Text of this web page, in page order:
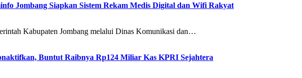
Jombang Siapkan Sistem Rekam Medis Digital dan Wifi Rakyat
Kabupaten Jombang melalui Dinas Komunikasi dan…
Buntut Raibnya Rp124 Miliar Kas KPRI Sejahtera